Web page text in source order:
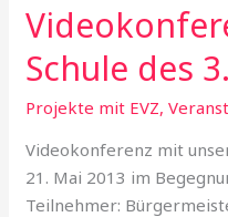
Schule des
Projekte mit EVZ,
Videokonferenz mit
21. Mai 2013 im
Teilnehmer:
Videokonferenz
mit
der
Schule
des
3.
Alters